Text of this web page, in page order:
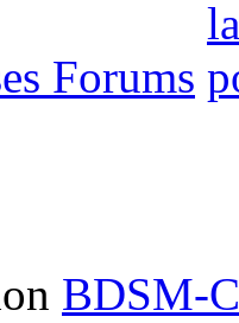
Forums
BDSM-